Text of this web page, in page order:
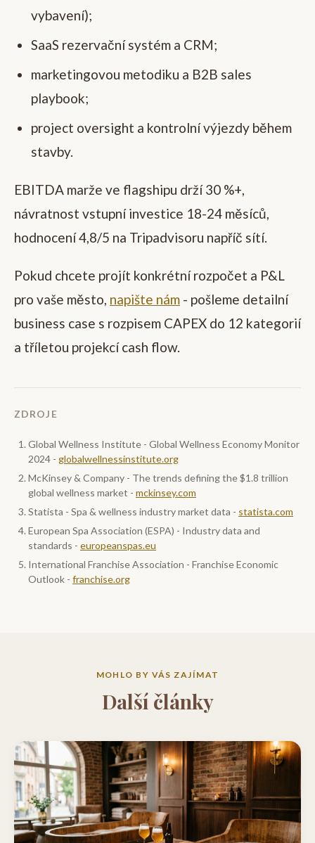
vybavení);
SaaS rezervační systém a CRM;
marketingovou metodiku a B2B sales
playbook;
project oversight a kontrolní výjezdy během
stavby.
EBITDA marže ve flagshipu drží 30 %+,
návratnost vstupní investice 18-24 měsíců,
hodnocení 4,8/5 na Tripadvisoru napříč sítí.
Pokud chcete projít konkrétní rozpočet a P&L
pro vaše město, napište nám - pošleme detailní
business case s rozpisem CAPEX do 12 kategorií
a tříletou projekcí cash flow.
ZDROJE
Global Wellness Institute - Global Wellness Economy Monitor
2024 - globalwellnessinstitute.org
McKinsey & Company - The trends defining the $1.8 trillion
global wellness market - mckinsey.com
Statista - Spa & wellness industry market data - statista.com
European Spa Association (ESPA) - Industry data and
standards - europeanspas.eu
International Franchise Association - Franchise Economic
Outlook - franchise.org
MOHLO BY VÁS ZAJÍMAT
Další články